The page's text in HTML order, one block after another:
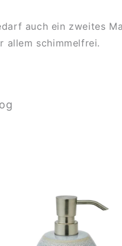
auch ein zweites
allem schimmelfrei.